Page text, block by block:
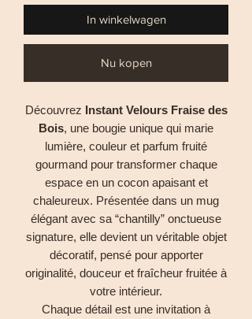
In winkelwagen
Nu kopen
Découvrez Instant Velours Fraise des
Bois, une bougie unique qui marie
lumière, couleur et parfum fruité
gourmand pour transformer chaque
espace en un cocon apaisant et
chaleureux. Présentée dans un mug
élégant avec sa “chantilly” onctueuse
signature, elle devient un véritable objet
décoratif, pensé pour apporter
originalité, douceur et fraîcheur fruitée à
votre intérieur.
Chaque détail est une invitation à